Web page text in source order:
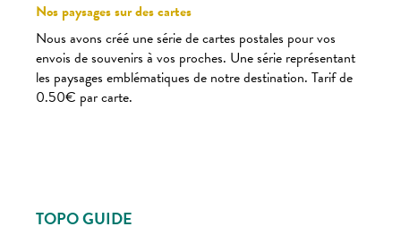
Nos paysages sur des cartes
Nous avons créé une série de cartes postales pour vos
envois de souvenirs à vos proches. Une série représentant
les paysages emblématiques de notre destination. Tarif de
0.50€ par carte.
TOPO GUIDE